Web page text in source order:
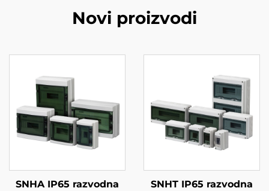
Novi proizvodi
SNHA IP65 razvodna
SNHT IP65 razvodna